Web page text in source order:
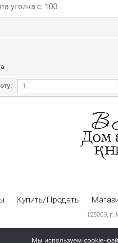
уголка с. 100.
Купить/Продать
125009, г.
Мы используем cookie-